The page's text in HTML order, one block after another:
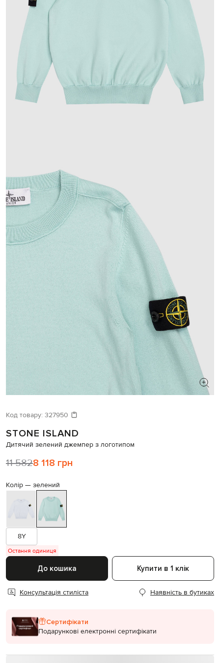
Код товару: 327950
STONE ISLAND
Дитячий зелений джемпер з логотипом
11 5828 118 грн
Колір — зелений
8Y
Остання одиниця
До кошика Купити в 1 клік
Консультація стиліста Наявність в бутиках
Сертифікати
Подарункові електронні сертифікати